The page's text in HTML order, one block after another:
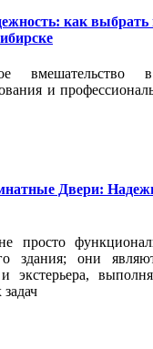
как
и
Двери:
просто
здания; они
и экстерьера,